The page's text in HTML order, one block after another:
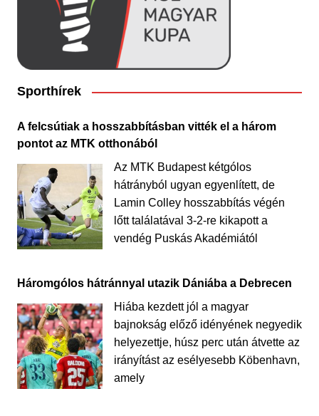
Sporthírek
A felcsútiak a hosszabbításban vitték el a három
pontot az MTK otthonából
Az MTK Budapest kétgólos
hátrányból ugyan egyenlített, de
Lamin Colley hosszabbítás végén
lőtt találatával 3-2-re kikapott a
vendég Puskás Akadémiától
Háromgólos hátránnyal utazik Dániába a Debrecen
Hiába kezdett jól a magyar
bajnokság előző idényének negyedik
helyezettje, húsz perc után átvette az
irányítást az esélyesebb Köbenhavn,
amely